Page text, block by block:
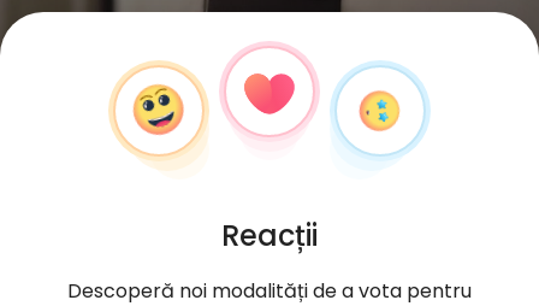
Reacții
Descoperă noi modalități de a vota pentru